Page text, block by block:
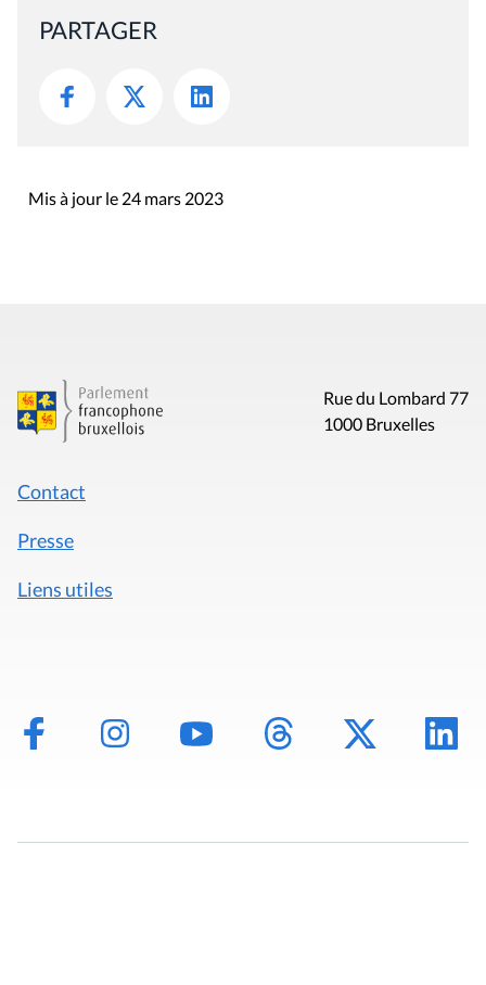
PARTAGER
Mis à jour le 24 mars 2023
Rue du Lombard 77
1000 Bruxelles
Contact
Presse
Liens utiles